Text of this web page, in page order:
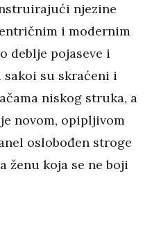
njezine
i modernim
deblje pojaseve i
su skraćeni i
niskog struka, a
novom, opipljivom
oslobođen stroge
ženu koja se ne boji